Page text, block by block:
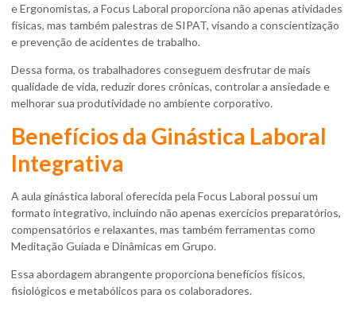
e Ergonomistas, a Focus Laboral proporciona não apenas atividades
físicas, mas também palestras de SIPAT, visando a conscientização
e prevenção de acidentes de trabalho.
Dessa forma, os trabalhadores conseguem desfrutar de mais
qualidade de vida, reduzir dores crônicas, controlar a ansiedade e
melhorar sua produtividade no ambiente corporativo.
Benefícios da Ginástica Laboral
Integrativa
A aula ginástica laboral oferecida pela Focus Laboral possui um
formato integrativo, incluindo não apenas exercícios preparatórios,
compensatórios e relaxantes, mas também ferramentas como
Meditação Guiada e Dinâmicas em Grupo.
Essa abordagem abrangente proporciona benefícios físicos,
fisiológicos e metabólicos para os colaboradores.